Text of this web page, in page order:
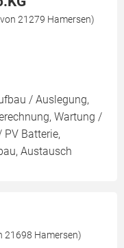
21279 Hamersen)
/ Auslegung,
Wartung /
Batterie,
Austausch
21698 Hamersen)